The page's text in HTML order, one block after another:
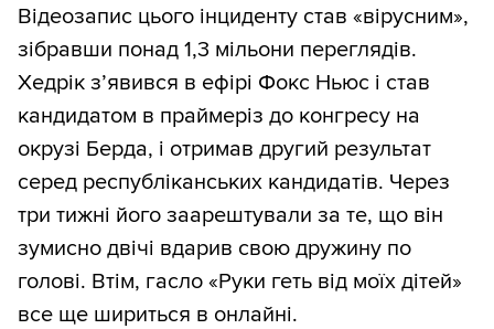
Відеозапис цього інциденту став «вірусним»,
зібравши понад 1,3 мільони переглядів.
Хедрік з’явився в ефірі Фокс Ньюс і став
кандидатом в праймеріз до конгресу на
окрузі Берда, і отримав другий результат
серед республіканських кандидатів. Через
три тижні його заарештували за те, що він
зумисно двічі вдарив свою дружину по
голові. Втім, гасло «Руки геть від моїх дітей»
все ще шириться в онлайні.